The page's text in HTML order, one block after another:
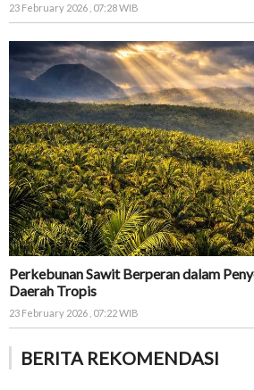
23 February 2026 , 07:28 WIB
Perkebunan Sawit Berperan dalam
Daerah Tropis
23 February 2026 , 07:22 WIB
BERITA REKOMENDASI